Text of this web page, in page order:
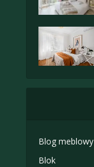
Blog meblowy
Blok